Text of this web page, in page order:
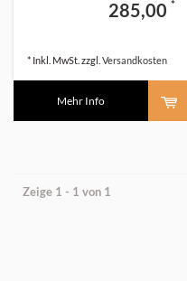
285,00 *
* Inkl. MwSt. zzgl. Versandkosten
Mehr Info
Zeige 1 - 1 von 1